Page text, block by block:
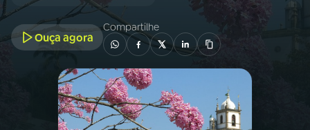
01INÍCIO
A RÁDIO
Ouça agora
Compartilhe